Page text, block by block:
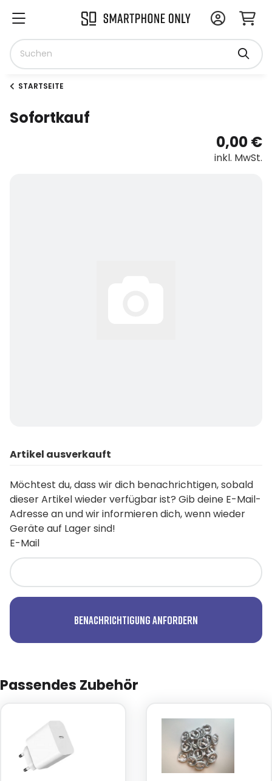
STARTSEITE
Sofortkauf
0,00 €
inkl. MwSt.
Artikel ausverkauft
Möchtest du, dass wir dich benachrichtigen, sobald
dieser Artikel wieder verfügbar ist? Gib deine E-Mail-
Adresse an und wir informieren dich, wenn wieder
Geräte auf Lager sind!
E-Mail
Benachrichtigung anfordern
Passendes Zubehör